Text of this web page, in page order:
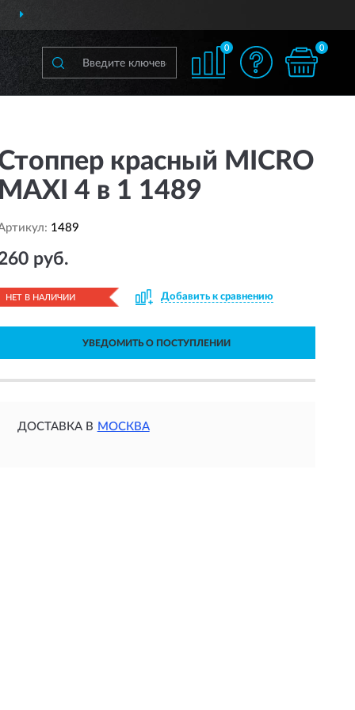
0 0
красный MICRO
4 в 1 1489
1489
руб.
НЕТ В НАЛИЧИИ Добавить к сравнению
УВЕДОМИТЬ О ПОСТУПЛЕНИИ
ДОСТАВКА В МОСКВА